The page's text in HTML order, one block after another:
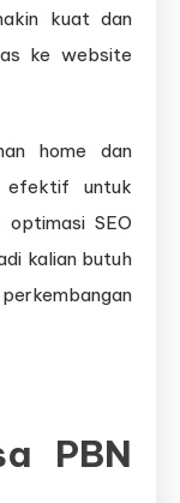
kuat dan
ke website
home dan
efektif untuk
SEO
kalian butuh
PBN